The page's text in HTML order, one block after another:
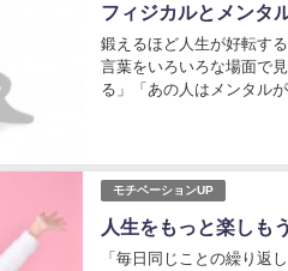
フィジカルとメンタ
鍛えるほど人生が好転す
言葉をいろいろな場面で
る」「あの人はメンタル
モチベーションUP
人生をもっと楽しも
「毎日同じことの繰り返